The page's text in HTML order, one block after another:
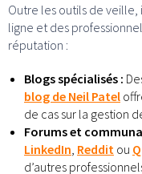
Outre les outils de veille,
ligne et des
réputation :
Blogs spécialisés :
blog de Neil Patel
de cas sur la gestion
Forums et
LinkedIn Reddit ou
d’autres